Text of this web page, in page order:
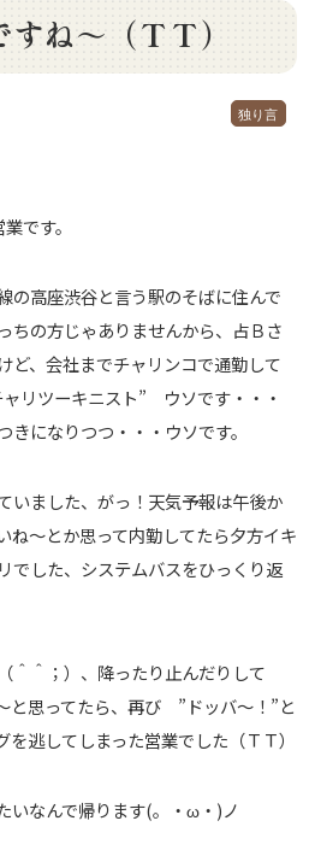
ね～（ＴＴ）
独り言
です。
の高座渋谷と言う駅のそばに住んで
ちの方じゃありませんから、占Ｂさ
ど、会社までチャリンコで通勤して
リツーキニスト” ウソです・・・
になりつつ・・・ウソです。
いました、がっ！天気予報は午後か
ね～とか思って内勤してたら夕方イキ
でした、システムバスをひっくり返
＾＾；）、降ったり止んだりして
と思ってたら、再び ”ドッバ～！”と
逃してしまった営業でした（ＴＴ）
いなんで帰ります(。・ω・)ノ